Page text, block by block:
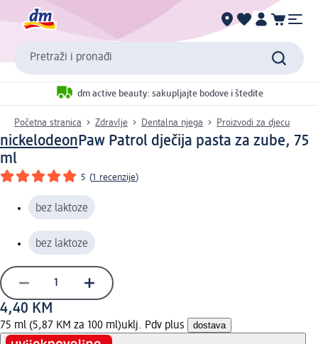
Pretraži i pronađi
dm active beauty: sakupljajte bodove i štedite
Početna stranica Zdravlje Dentalna njega Proizvodi za djecu
nickelodeonPaw Patrol dječija pasta za zube, 75
ml
5 (1 recenzije)
bez laktoze
bez laktoze
4,40 KM
75 ml (5,87 KM za 100 ml)uklj. Pdv plus dostava